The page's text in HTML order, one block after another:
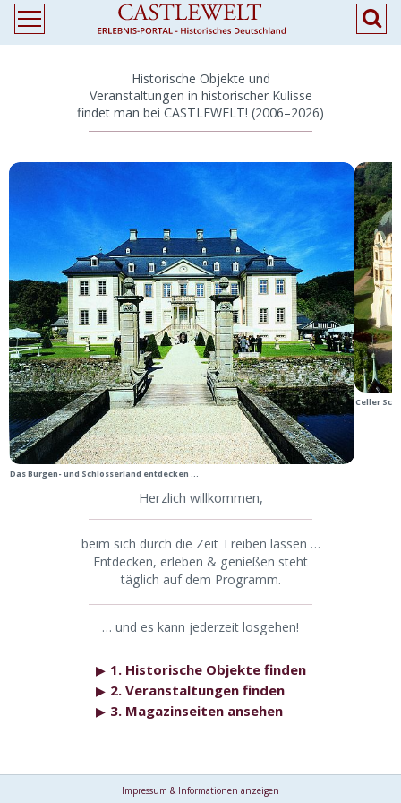
Historische Objekte und
Veranstaltungen in historischer Kulisse
findet man bei CASTLEWELT! (2006–2026)
Das Burgen- und Schlösserland entdecken ...
Celler
Herzlich willkommen,
beim sich durch die Zeit Treiben lassen …
Entdecken, erleben & genießen steht
täglich auf dem Programm.
… und es kann jederzeit losgehen!
▶ 1. Historische Objekte finden
▶ 2. Veranstaltungen finden
▶ 3. Magazinseiten ansehen
Impressum & Informationen anzeigen